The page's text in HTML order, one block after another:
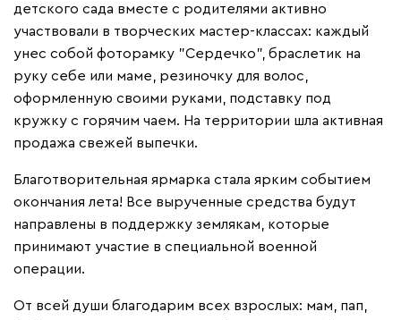
детского сада вместе с родителями активно
участвовали в творческих мастер-классах: каждый
унес собой фоторамку "Сердечко", браслетик на
руку себе или маме, резиночку для волос,
оформленную своими руками, подставку под
кружку с горячим чаем. На территории шла активная
продажа свежей выпечки.
Благотворительная ярмарка стала ярким событием
окончания лета! Все вырученные средства будут
направлены в поддержку землякам, которые
принимают участие в специальной военной
операции.
От всей души благодарим всех взрослых: мам, пап,